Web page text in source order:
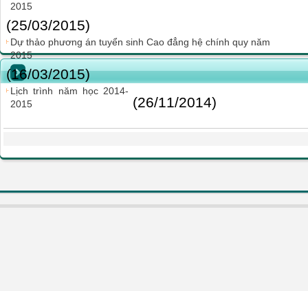
2015
(25/03/2015)
Dự thảo phương án tuyển sinh Cao đẳng hệ chính quy năm
2015
(16/03/2015)
Lịch trình năm học 2014-
2015
(26/11/2014)